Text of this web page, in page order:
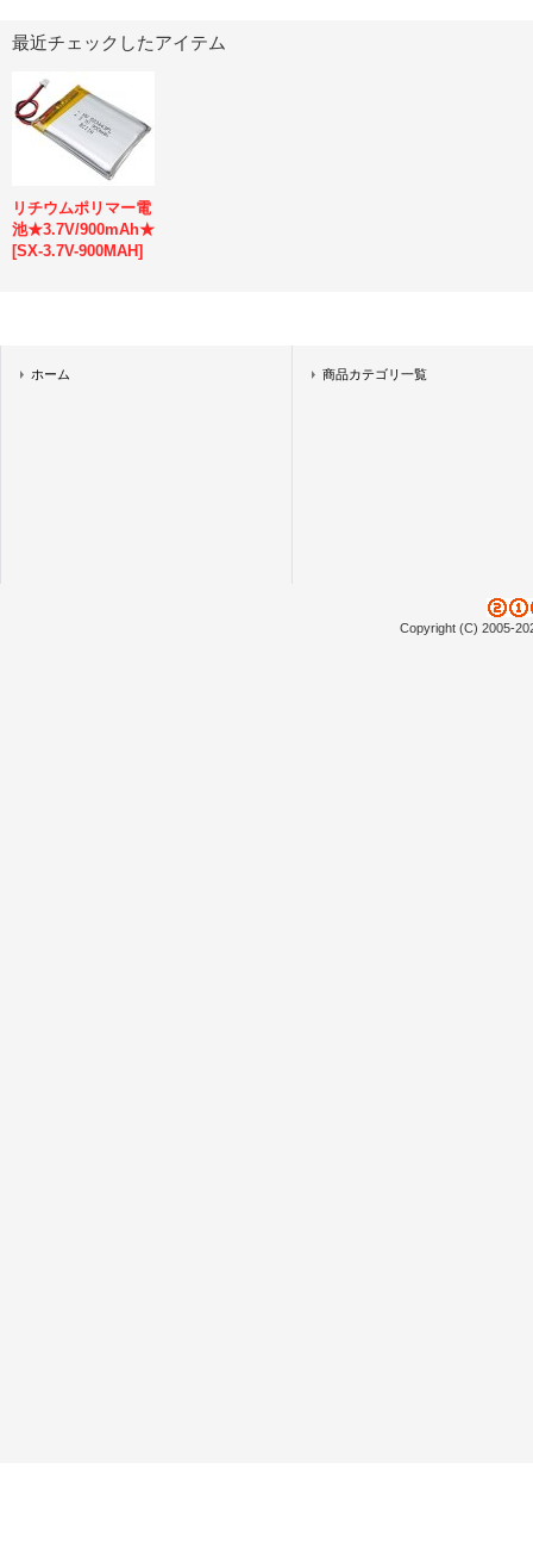
最近チェックしたアイテム
リチウムポリマー電
池★3.7V/900mAh★
[SX-3.7V-900MAH]
ホーム 商品カテゴリ一覧
Copyright (C) 2005-